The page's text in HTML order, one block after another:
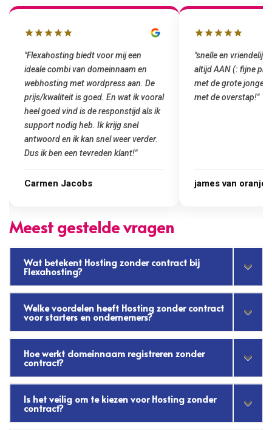
"snelle en vriendelijke service. staat
altijd AAN (: fijne prijzen vergeleken
met de grote jongens en dus nu al blij
met de overstap!"
james van oranje
"Top service. Ik had
het installeren van
was meteen door
gemaakt. Top
Marcel Thijs
Meest gestelde vragen
Wat betekent Hosting zonder contract bij
Flexahosting?
Welke voordelen heeft Hosting zonder contract
voor starters en ondernemers?
Hoe werkt domeinnaam registreren zonder
contract?
Is het veilig om te kiezen voor Hosting zonder
contract?